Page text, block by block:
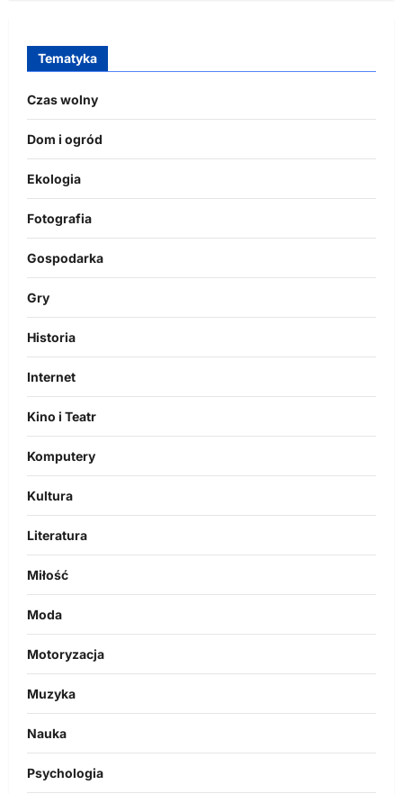
Tematyka
Czas wolny
Dom i ogród
Ekologia
Fotografia
Gospodarka
Gry
Historia
Internet
Kino i Teatr
Komputery
Kultura
Literatura
Miłość
Moda
Motoryzacja
Muzyka
Nauka
Psychologia